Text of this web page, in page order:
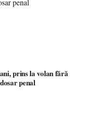
prins la volan fără
penal